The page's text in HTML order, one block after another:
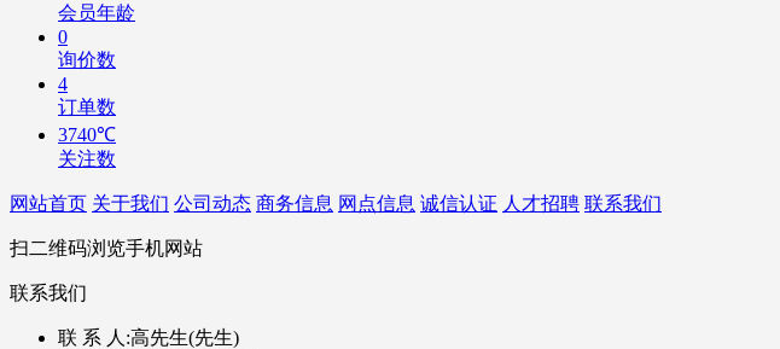
会员年龄
0
询价数
4
订单数
3740℃
关注数
网站首页 关于我们 公司动态 商务信息 网点信息 诚信认证 人才招聘 联系我们
扫二维码浏览手机网站
联系我们
联 系 人:高先生(先生)